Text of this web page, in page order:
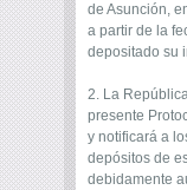
de Asunción,
a partir de la
depositado su
2. La
presente
y notificará a
depósitos de
debidamente